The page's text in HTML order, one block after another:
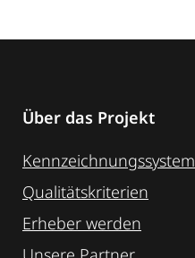
Über das Projekt
Kennzeichnungssystem
Qualitätskriterien
Erheber werden